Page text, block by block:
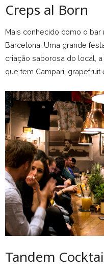
Creps al Born
Mais conhecido como o
Barcelona. Uma grande
criação saborosa do local, a
que tem Campari, grapefruit
Tandem